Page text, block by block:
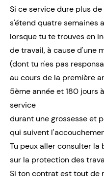
Si ce service dure plus
s'étend quatre semaines
lorsque tu te trouves en
de travail, à cause d'une
(dont tu n'es pas
au cours de la première
5ème année et 180 jours
service
durant une grossesse et
qui suivent
Tu peux aller consulter la
sur la protection des
Si ton contrat est tout de